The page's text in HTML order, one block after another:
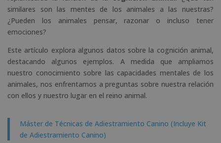
similares son las mentes de los animales a las nuestras?
¿Pueden los animales pensar, razonar o incluso tener
emociones?
Este artículo explora algunos datos sobre la cognición animal,
destacando algunos ejemplos. A medida que ampliamos
nuestro conocimiento sobre las capacidades mentales de los
animales, nos enfrentamos a preguntas sobre nuestra relación
con ellos y nuestro lugar en el reino animal.
Máster de Técnicas de Adiestramiento Canino (Incluye Kit
de Adiestramiento Canino)